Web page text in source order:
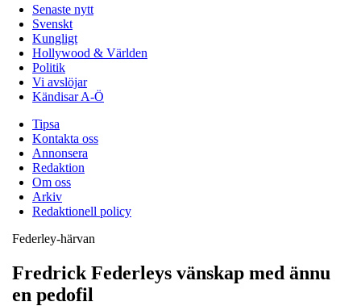
Senaste nytt
Svenskt
Kungligt
Hollywood & Världen
Politik
Vi avslöjar
Kändisar A-Ö
Tipsa
Kontakta oss
Annonsera
Redaktion
Om oss
Arkiv
Redaktionell policy
Federley-härvan
Fredrick Federleys vänskap med ännu
en pedofil